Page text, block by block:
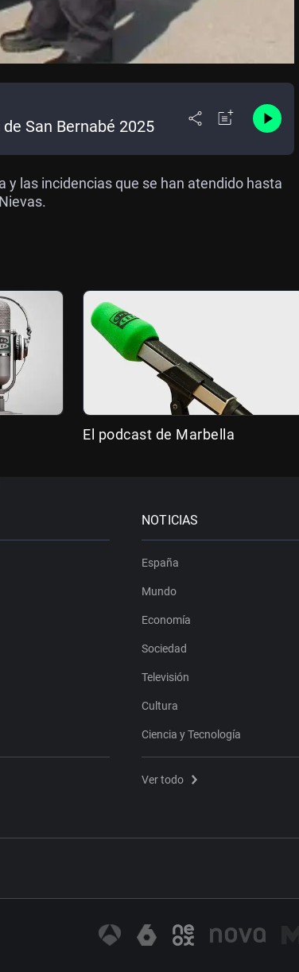
San Bernabé 2025
y las incidencias que se han atendido hasta
El podcast de Marbella
NOTICIAS
España
Mundo
Economía
Sociedad
Televisión
Cultura
Ciencia y Tecnología
Ver todo